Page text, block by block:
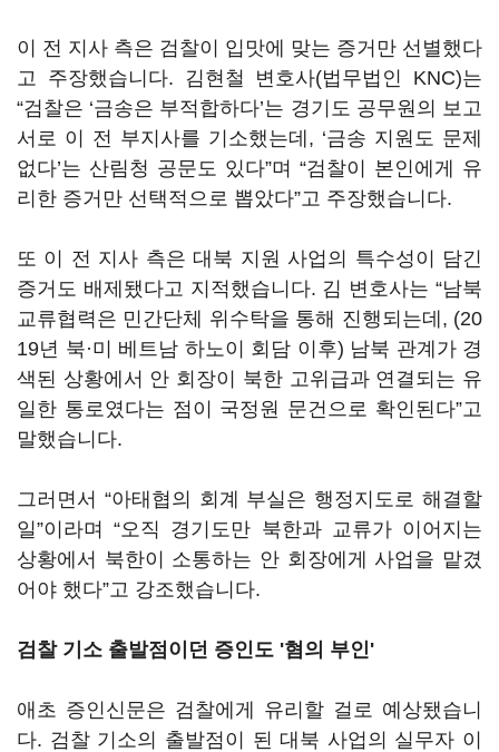
이 전 지사 측은 검찰이 입맛에 맞는 증거만 선별했다
고 주장했습니다. 김현철 변호사(법무법인 KNC)는
“검찰은 ‘금송은 부적합하다’는 경기도 공무원의 보고
서로 이 전 부지사를 기소했는데, ‘금송 지원도 문제
없다’는 산림청 공문도 있다”며 “검찰이 본인에게 유
리한 증거만 선택적으로 뽑았다”고 주장했습니다.
또 이 전 지사 측은 대북 지원 사업의 특수성이 담긴
증거도 배제됐다고 지적했습니다. 김 변호사는 “남북
교류협력은 민간단체 위수탁을 통해 진행되는데, (20
19년 북·미 베트남 하노이 회담 이후) 남북 관계가 경
색된 상황에서 안 회장이 북한 고위급과 연결되는 유
일한 통로였다는 점이 국정원 문건으로 확인된다”고
말했습니다.
그러면서 “아태협의 회계 부실은 행정지도로 해결할
일”이라며 “오직 경기도만 북한과 교류가 이어지는
상황에서 북한이 소통하는 안 회장에게 사업을 맡겼
어야 했다”고 강조했습니다.
검찰 기소 출발점이던 증인도 '혐의 부인'
애초 증인신문은 검찰에게 유리할 걸로 예상됐습니
다. 검찰 기소의 출발점이 된 대북 사업의 실무자 이